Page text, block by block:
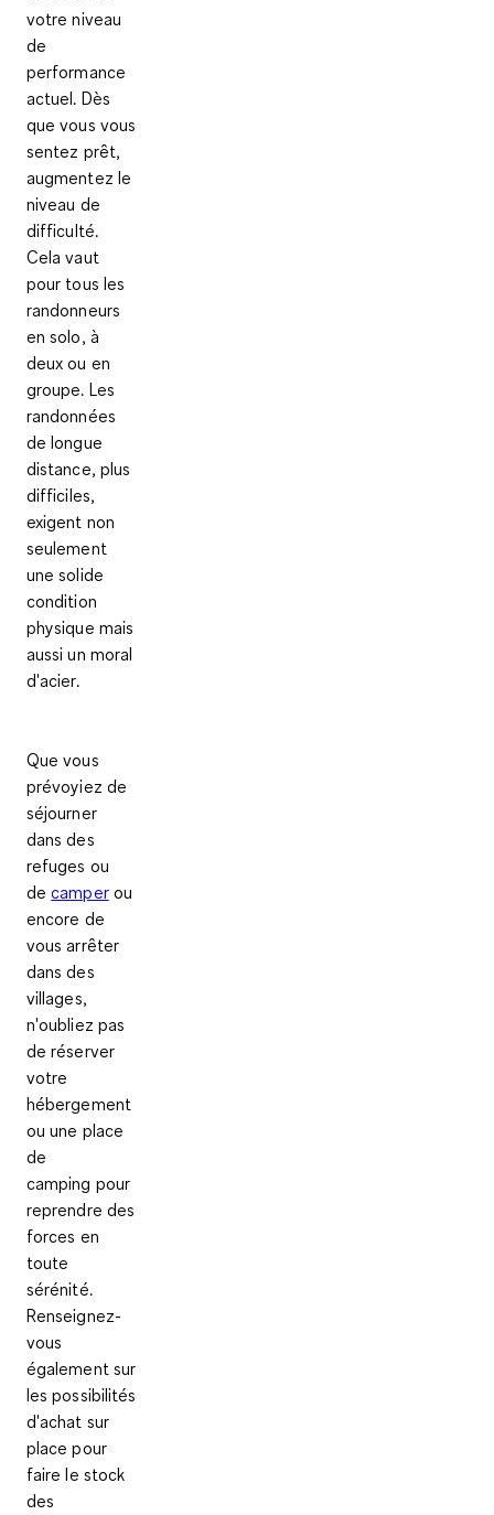
votre niveau
de
performance
actuel. Dès
que vous vous
sentez prêt,
augmentez le
niveau de
difficulté.
Cela vaut
pour tous les
randonneurs
en solo, à
deux ou en
groupe. Les
randonnées
de longue
distance, plus
difficiles,
exigent non
seulement
une solide
condition
physique mais
aussi un moral
d'acier.
Que vous
prévoyiez de
séjourner
dans des
refuges ou
decamperou
encore de
vous arrêter
dans des
villages,
n'oubliez pas
deréserver
votre
hébergement
ou une place
de
camping pour
reprendre des
forces en
toute
sérénité.
Renseignez-
vous
également sur
les possibilités
d'achat sur
place pour
faire le stock
des